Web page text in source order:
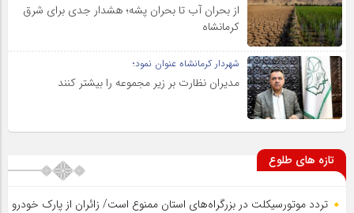
از بحران آب تا بحران پشه؛ هشدار جدی برای شرق
کرمانشاه
شهردار کرمانشاه عنوان نمود؛
مدیران نظارت بر زیر مجموعه را بیشتر کنند
تازه های طلوع
تردد موتورسیکلت در بزرگراه‌های استان ممنوع است/ زائران از پارک خودرو